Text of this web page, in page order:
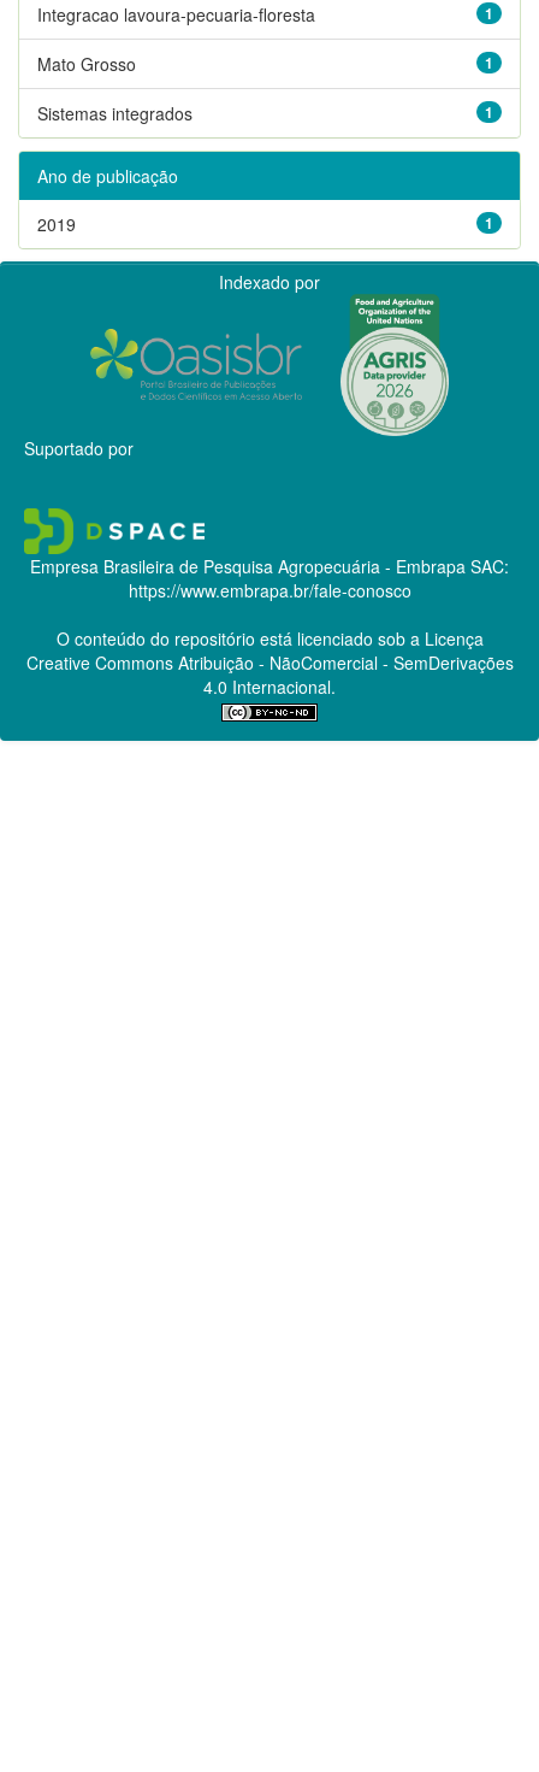
1
Integracao lavoura-pecuaria-floresta
1
Mato Grosso
1
Sistemas integrados
Ano de publicação
1
2019
Indexado por
Suportado por
Empresa Brasileira de Pesquisa Agropecuária - Embrapa SAC:
https://www.embrapa.br/fale-conosco
O conteúdo do repositório está licenciado sob a Licença
Creative CommonsAtribuição - NãoComercial - SemDerivações
4.0 Internacional.